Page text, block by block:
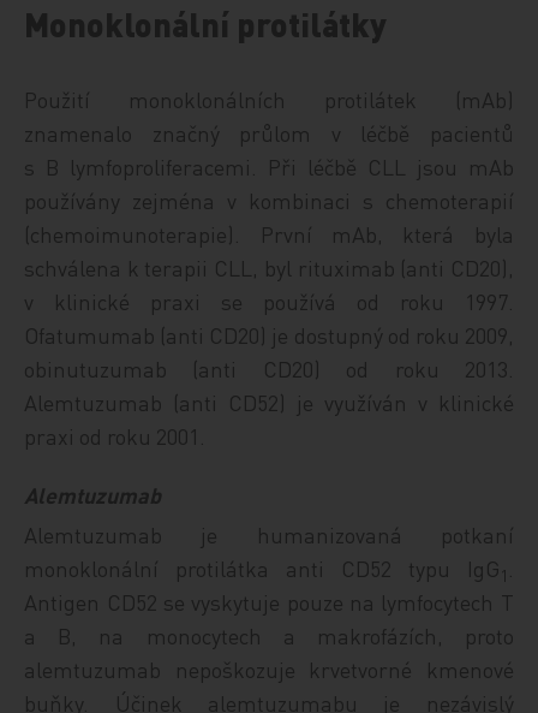
Monoklonální protilátky
Použití monoklonálních protilátek (mAb)
znamenalo značný průlom v léčbě pacientů
s B lymfoproliferacemi. Při léčbě CLL jsou mAb
používány zejména v kombinaci s chemoterapií
(chemoimunoterapie). První mAb, která byla
schválena k terapii CLL, byl rituximab (anti CD20),
v klinické praxi se používá od roku 1997.
Ofatumumab (anti CD20) je dostupný od roku 2009,
obinutuzumab (anti CD20) od roku 2013.
Alemtuzumab (anti CD52) je využíván v klinické
praxi od roku 2001.
Alemtuzumab
Alemtuzumab je humanizovaná potkaní
monoklonální protilátka anti CD52 typu IgG 1
Antigen CD52 se vyskytuje pouze na lymfocytech T
a B, na monocytech a makrofázích, proto
alemtuzumab nepoškozuje krvetvorné kmenové
buňky. Účinek alemtuzumabu je nezávislý